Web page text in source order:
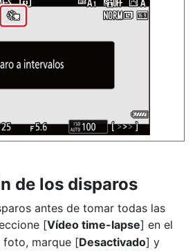
de los disparos
antes de tomar todas las
[Vídeo time-lapse] en el
foto, marque [Desactivado] y